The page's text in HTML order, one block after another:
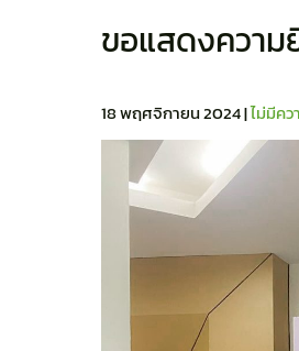
ขอแสดงควา
18 พฤศจิกายน 2024|ไม่มีคว